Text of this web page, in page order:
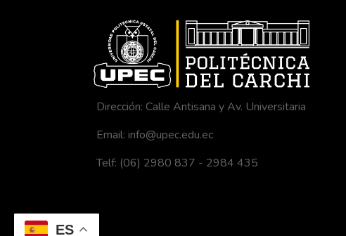
ES
Dirección: Calle Antisana y Av. Universitaria
Email: info@upec.edu.ec
Telf: (06) 2980 837 - 2984 435